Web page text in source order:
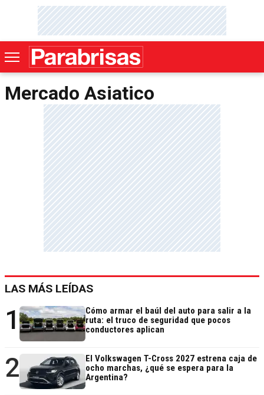
Mercado Asiatico
LAS MÁS LEÍDAS
1
Cómo armar el baúl del auto para salir a la
ruta: el truco de seguridad que pocos
conductores aplican
2
El Volkswagen T-Cross 2027 estrena caja de
ocho marchas, ¿qué se espera para la
Argentina?